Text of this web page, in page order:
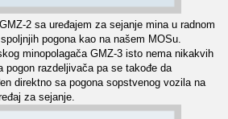
2 sa uređajem za sejanje mina u radnom
pogona kao na našem MOSu.
minopolagača GMZ-3 isto nema nikakvih
pogon razdeljivača pa se takođe da
direktno sa pogona sopstvenog vozila na
za sejanje.